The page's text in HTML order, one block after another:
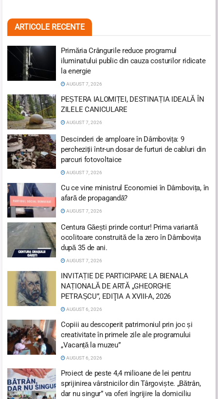
ARTICOLE RECENTE
Primăria Crângurile reduce programul
iluminatului public din cauza costurilor ridicate
la energie
AUGUST 7, 2026
PEȘTERA IALOMIȚEI, DESTINAȚIA IDEALĂ ÎN
ZILELE CANICULARE
AUGUST 7, 2026
Descinderi de amploare în Dâmbovița: 9
percheziții într-un dosar de furturi de cabluri din
parcuri fotovoltaice
AUGUST 7, 2026
Cu ce vine ministrul Economiei în Dâmbovița, în
afară de propagandă?
AUGUST 7, 2026
Centura Găești prinde contur! Prima variantă
ocolitoare construită de la zero în Dâmbovița
după 35 de ani.
AUGUST 7, 2026
INVITAȚIE DE PARTICIPARE LA BIENALA
NAȚIONALĂ DE ARTĂ „GHEORGHE
PETRAȘCU”, EDIŢIA A XVIII-A, 2026
AUGUST 6, 2026
Copiii au descoperit patrimoniul prin joc și
creativitate în primele zile ale programului
„Vacanță la muzeu”
AUGUST 6, 2026
Proiect de peste 4,4 milioane de lei pentru
sprijinirea vârstnicilor din Târgoviște. „Bătrân,
dar nu singur” va oferi îngrijire la domiciliu